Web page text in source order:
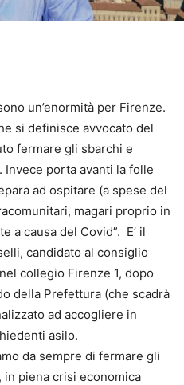
un’enormità per Firenze.
si definisce avvocato del
fermare gli sbarchi e
porta avanti la folle
ad ospitare (a spese del
magari proprio in
a causa del Covid”. E’ il
candidato al consiglio
collegio Firenze 1, dopo
della Prefettura (che scadrà
ad accogliere in
asilo.
da sempre di fermare gli
piena crisi economica